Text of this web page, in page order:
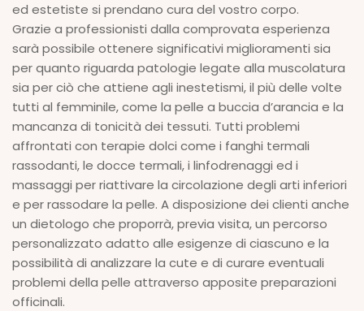
ed estetiste si prendano cura del vostro corpo.
Grazie a professionisti dalla comprovata esperienza
sarà possibile ottenere significativi miglioramenti sia
per quanto riguarda patologie legate alla muscolatura
sia per ciò che attiene agli inestetismi, il più delle volte
tutti al femminile, come la pelle a buccia d’arancia e la
mancanza di tonicità dei tessuti. Tutti problemi
affrontati con terapie dolci come i fanghi termali
rassodanti, le docce termali, i linfodrenaggi ed i
massaggi per riattivare la circolazione degli arti inferiori
e per rassodare la pelle. A disposizione dei clienti anche
un dietologo che proporrà, previa visita, un percorso
personalizzato adatto alle esigenze di ciascuno e la
possibilità di analizzare la cute e di curare eventuali
problemi della pelle attraverso apposite preparazioni
officinali.